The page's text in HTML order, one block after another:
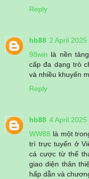
Reply
hb88 2 April
98win là nền
cấp đa dạng trò
và nhiều khuyến
Reply
hb88 4 April 2025
WW88 là một
trí trực tuyến ở
cá cược từ thể
giao diện thân
hấp dẫn và